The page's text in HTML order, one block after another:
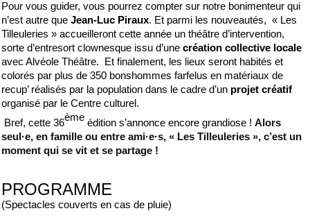
Pour vous guider, vous pourrez compter sur notre bonimenteur qui
n’est autre que Jean-Luc Piraux. Et parmi les nouveautés, « Les
Tilleuleries » accueilleront cette année un théâtre d’intervention,
sorte d’entresort clownesque issu d’une création collective locale
avec Alvéole Théâtre. Et finalement, les lieux seront habités et
colorés par plus de 350 bonshommes farfelus en matériaux de
recup’ réalisés par la population dans le cadre d’un projet créatif
organisé par le Centre culturel.
Bref, cette 36ème édition s’annonce encore grandiose ! Alors
seul·e, en famille ou entre ami·e·s, « Les Tilleuleries », c’est un
moment qui se vit et se partage !
PROGRAMME
(Spectacles couverts en cas de pluie)